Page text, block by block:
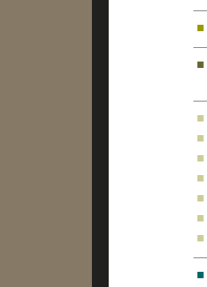
■
■
■
■
■
■
■
■
■
■